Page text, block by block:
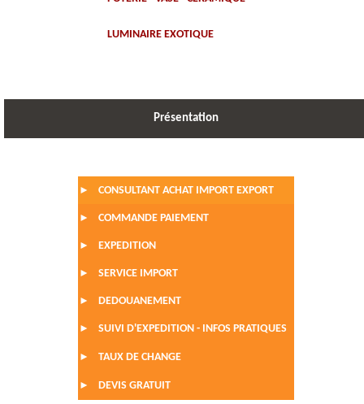
LUMINAIRE EXOTIQUE
Présentation
► CONSULTANT ACHAT IMPORT EXPORT
► COMMANDE PAIEMENT
► EXPEDITION
► SERVICE IMPORT
► DEDOUANEMENT
► SUIVI D'EXPEDITION - INFOS PRATIQUES
► TAUX DE CHANGE
► DEVIS GRATUIT